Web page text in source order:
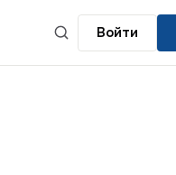
Войти